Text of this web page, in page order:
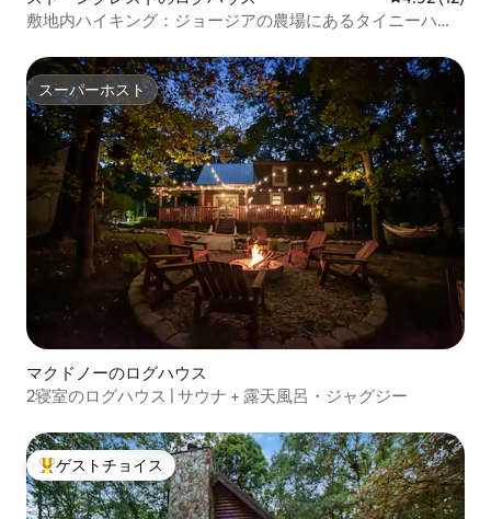
敷地内ハイキング：ジョージアの農場にあるタイニーハウ
スーパーホスト
スーパーホスト
マクドノーのログハウス
2寝室のログハウス | サウナ + 露天風呂・ジャグジー
大好評のゲストチョイスです。
ゲストチョイス